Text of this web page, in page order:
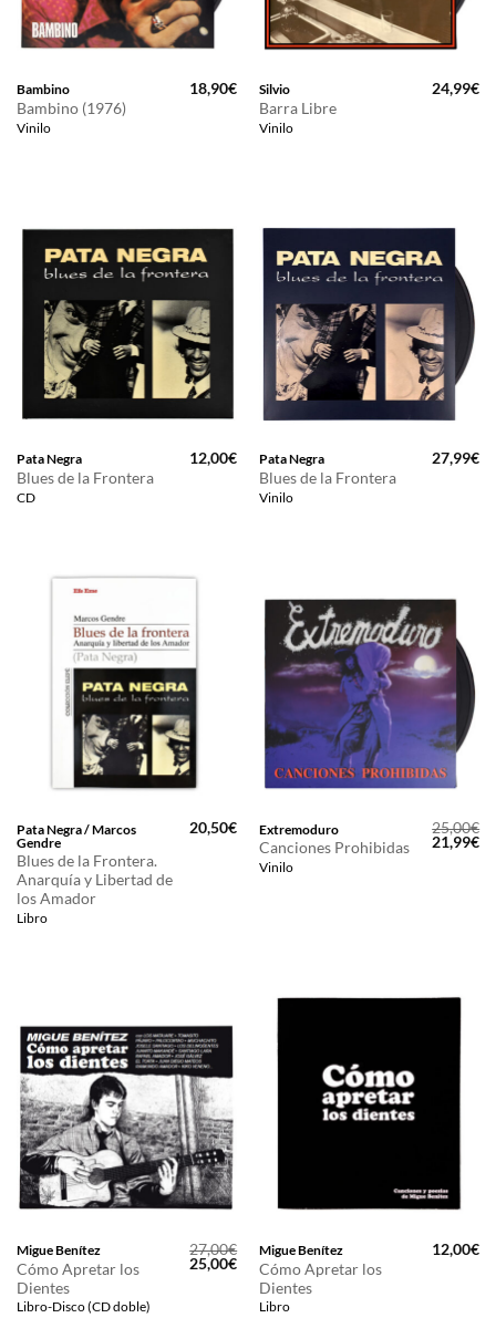
Bambino
Bambino (1976)
Vinilo
18,90€ Silvio
Barra Libre
Vinilo
24,99€
Pata Negra
Blues de la Frontera
CD
12,00€ Pata Negra
Blues de la Frontera
Vinilo
27,99€
Pata Negra / Marcos
Gendre
Blues de la Frontera.
Anarquía y Libertad de
los Amador
Libro
20,50€ Extremoduro
Canciones Prohibidas
Vinilo
25,00€
El
precio
21,99€El
Migue Benítez
Cómo Apretar los
Dientes
Libro-Disco (CD doble)
27,00€
El
precio
25,00€El
precio
actual
Migue Benítez
Cómo Apretar los
Dientes
Libro
12,00€